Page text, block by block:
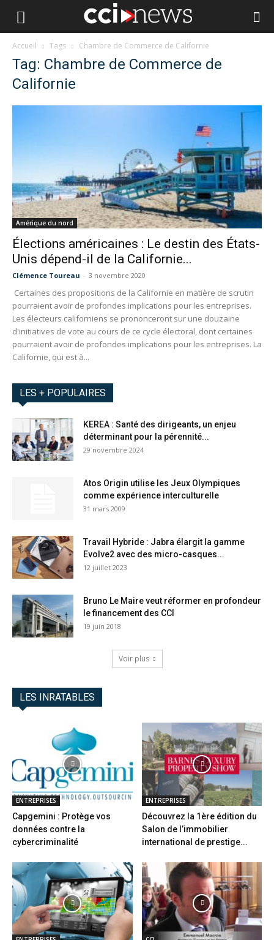
Accueil Tags Chambre de Commerce de Californie
Tag: Chambre de Commerce de
Californie
Amérique du nord
Élections américaines : Le destin des États-
Unis dépend-il de la Californie...
Clémence Toureau - 3 novembre 2020
Certaines des propositions de la Californie en matière de scrutin
pourraient avoir de profondes implications pour les entreprises.
Les électeurs californiens se prononceront sur une douzaine
d'initiatives de vote au cours de ce cycle électoral, dont certaines
pourraient avoir de profondes implications pour les entreprises. La
Californie, qui est à...
LES + POPULAIRES
KEREA : Santé des dirigeants, un enjeu
déterminant pour la pérennité...
29 novembre 2024
Atos Origin utilise les Jeux Olympiques
comme expérience interculturelle
31 mars 2009
Travail Hybride : Jabra élargit la gamme
Evolve2 avec des micro-casques...
12 juillet 2023
Bruno Le Maire veut réformer en profondeur
le financement des CCI
19 juin 2018
Voir plus
LES INRATABLES
ENTREPRISES
Capgemini : Protège vos
données contre la
cybercriminalité
ENTREPRISES
Découvrez la 1ère édition du
Salon de l’immobilier
international de prestige...